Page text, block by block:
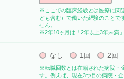
※ここでの臨床経験とは医療に関
ども含む）で働いた経験のことで
せん。
※2年10ヶ月は「2年以上3年未満」
なし 1回 2回
※転職回数とは在籍された病院・
す。例えば、現在3つ目の病院・